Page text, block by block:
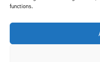
functions.
TÉRMINOS Y CONDICIONES